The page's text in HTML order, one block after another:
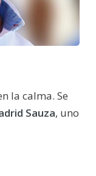
la calma. Se
Sauza, uno